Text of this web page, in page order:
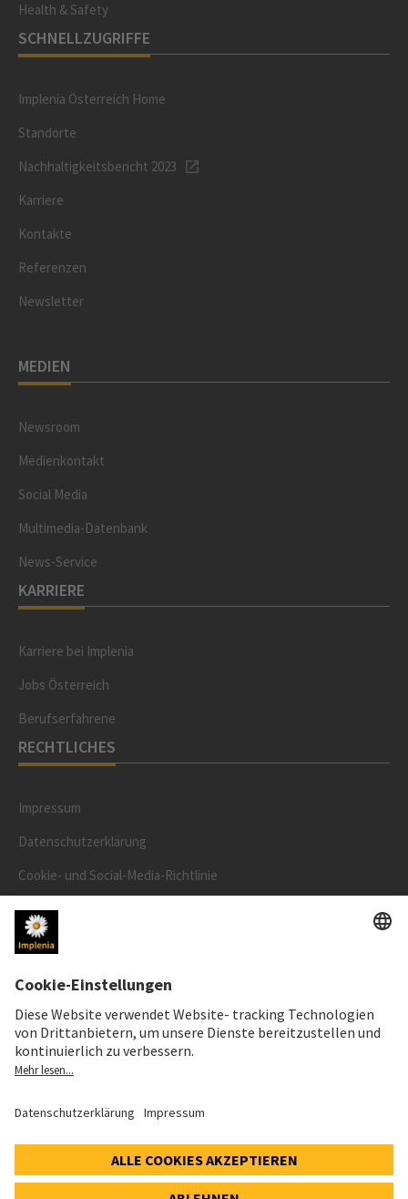
Health & Safety
SCHNELLZUGRIFFE
Implenia Österreich Home
Standorte
Nachhaltigkeitsbericht 2023
Karriere
Kontakte
Referenzen
Newsletter
MEDIEN
Newsroom
Medienkontakt
Social Media
Multimedia-Datenbank
News-Service
KARRIERE
Karriere bei Implenia
Jobs Österreich
Berufserfahrene
RECHTLICHES
Impressum
Datenschutzerklärung
Cookie- und Social-Media-Richtlinie
Cookie-Einstellungen
AKTIENKURS
SWX: Implenia AG
62,30 CHF
0,00 CHF (0,00%)